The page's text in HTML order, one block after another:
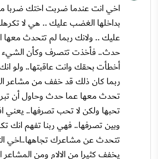
اخي انت عندما ضربت اختك ضربا
بداخلها الغضب عليك .. هي لا
عليك .. ولانك ربما لم تتحدث
حدث.. فأخذت تتصرف وكأن
أخطأت بحقك وانت عاقبتها.. ولو
ربما كان ذلك قد خفف من مشاعر
تحدث معها عما حدث وحاول أن
تحبها ولكن لا تحب تصرفها..
وبين تصرفها.. فهي ربنا تفهم انك
تتحدث عن مشاعرك تجاهها..اخي
يخفف كثيرا من الالام ومن